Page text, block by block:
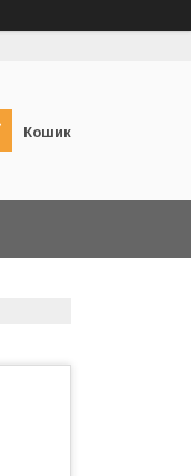
Кошик